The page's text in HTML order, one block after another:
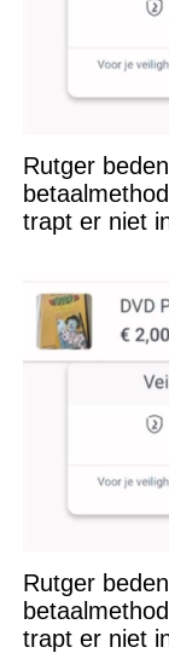
Rutger
trapt er niet
Rutger
trapt er niet